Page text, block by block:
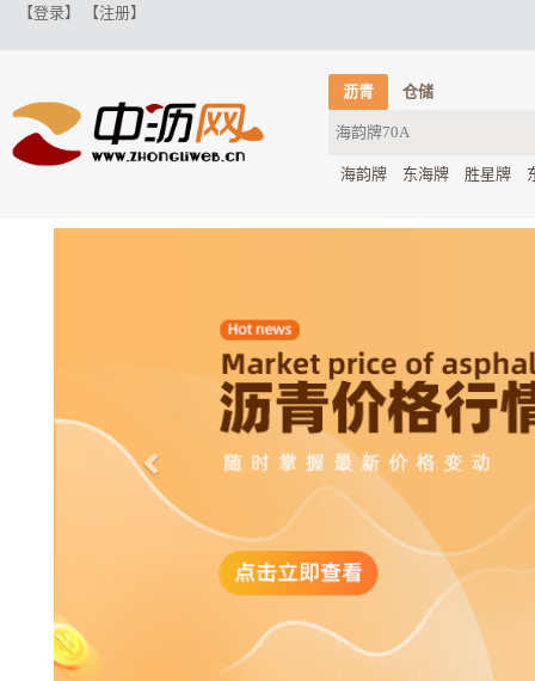
【登录】 【注册】
沥青 仓储
海韵牌 东海牌 胜星牌